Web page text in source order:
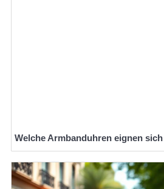
Welche Armbanduhren eignen